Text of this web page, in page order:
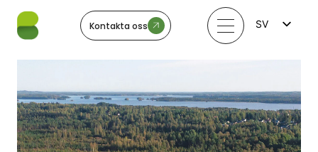
Kontakta oss
SV
EE
NO